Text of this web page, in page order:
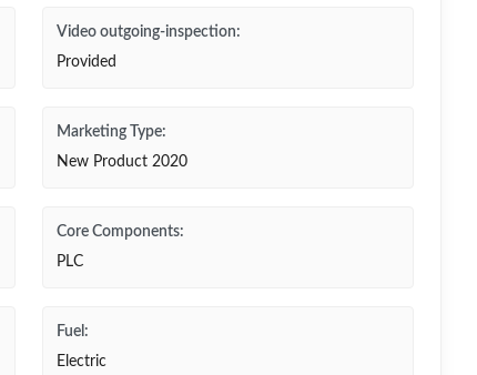
Video outgoing-inspection:
Provided
Marketing Type:
New Product 2020
Core Components:
PLC
Fuel:
Electric